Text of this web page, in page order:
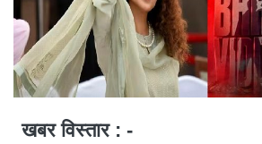
खबर विस्तार : -